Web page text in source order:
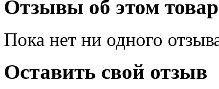
Отзывы об этом
Пока нет ни одного
Оставить свой отзыв